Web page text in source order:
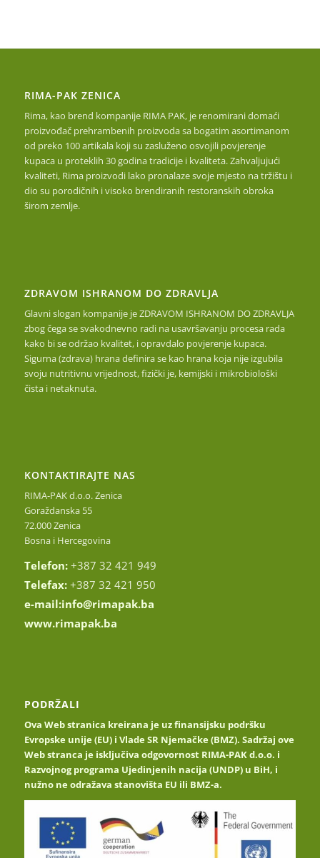
RIMA-PAK ZENICA
Rima, kao brend kompanije RIMA PAK, je renomirani domaći
proizvođač prehrambenih proizvoda sa bogatim asortimanom
od preko 100 artikala koji su zasluženo osvojili povjerenje
kupaca u proteklih 30 godina tradicije i kvaliteta. Zahvaljujući
kvaliteti, Rima proizvodi lako pronalaze svoje mjesto na tržištu i
dio su porodičnih i visoko brendiranih restoranskih obroka
širom zemlje.
ZDRAVOM ISHRANOM DO ZDRAVLJA
Glavni slogan kompanije je ZDRAVOM ISHRANOM DO ZDRAVLJA
zbog čega se svakodnevno radi na usavršavanju procesa rada
kako bi se održao kvalitet, i opravdalo povjerenje kupaca.
Sigurna (zdrava) hrana definira se kao hrana koja nije izgubila
svoju nutritivnu vrijednost, fizički je, kemijski i mikrobiološki
čista i netaknuta.
KONTAKTIRAJTE NAS
RIMA-PAK d.o.o. Zenica
Goraždanska 55
72.000 Zenica
Bosna i Hercegovina
Telefon: +387 32 421 949
Telefax: +387 32 421 950
e-mail:info@rimapak.ba
www.rimapak.ba
PODRŽALI
Ova Web stranica kreirana je uz finansijsku podršku
Evropske unije (EU) i Vlade SR Njemačke (BMZ). Sadržaj ove
Web stranca je isključiva odgovornost RIMA-PAK d.o.o. i
Razvojnog programa Ujedinjenih nacija (UNDP) u BiH, i
nužno ne odražava stanovišta EU ili BMZ-a.